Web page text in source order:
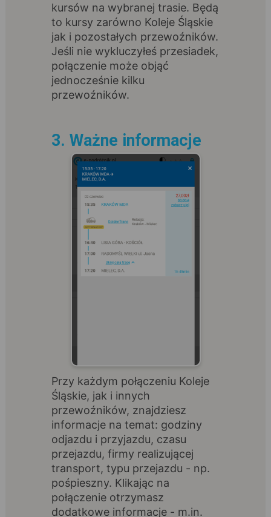
kursów na wybranej trasie. Będą
to kursy zarówno Koleje Śląskie
jak i pozostałych przewoźników.
Jeśli nie wykluczyłeś przesiadek,
połączenie może objąć
jednocześnie kilku
przewoźników.
3. Ważne informacje
Przy każdym połączeniu Koleje
Śląskie, jak i innych
przewoźników, znajdziesz
informacje na temat: godziny
odjazdu i przyjazdu, czasu
przejazdu, firmy realizującej
transport, typu przejazdu - np.
pośpieszny. Klikając na
połączenie otrzymasz
dodatkowe informacje - m.in.